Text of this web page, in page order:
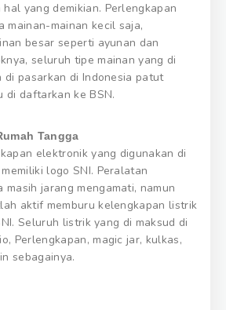
hal yang demikian. Perlengkapan
mainan-mainan kecil saja,
besar seperti ayunan dan
seluruh tipe mainan yang di
di pasarkan di Indonesia patut
di daftarkan ke BSN.
Tangga
elektronik yang digunakan di
logo SNI. Peralatan
masih jarang mengamati, namun
aktif memburu kelengkapan listrik
Seluruh listrik yang di maksud di
Perlengkapan, magic jar, kulkas,
sebagainya.